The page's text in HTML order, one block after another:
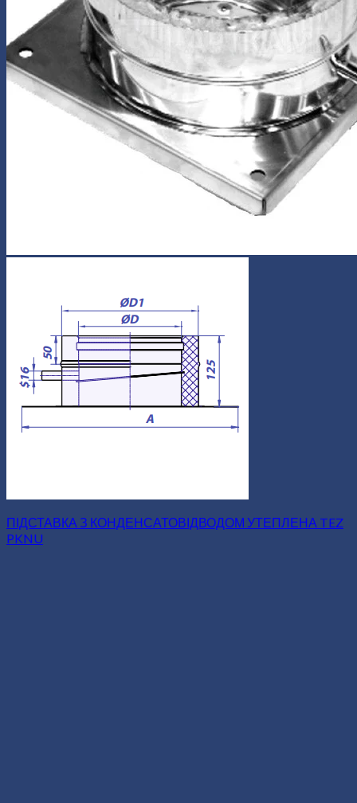
ПІДСТАВКА З КОНДЕНСАТОВІДВОДОМ УТЕПЛЕНА TEZ
PKNU